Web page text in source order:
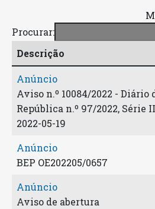
Procurar:
Descrição
Anúncio
Aviso n.º 10084/2022 - Diário
República n.º 97/2022, Série
2022-05-19
Anúncio
BEP OE202205/0657
Anúncio
Aviso de abertura